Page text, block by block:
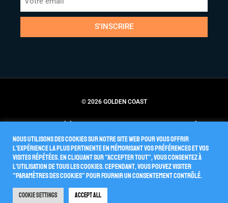
S'INSCRIRE
© 2026 GOLDEN COAST
Nous utilisons des cookies sur notre site Web pour vous offrir
l'expérience la plus pertinente en mémorisant vos préférences et vos
visites répétées. En cliquant sur "Accepter tout", vous consentez à
l'utilisation de TOUS les cookies. Cependant, vous pouvez visiter
"Paramètres des cookies" pour fournir un consentement contrôlé.
Cookie Settings Accept All